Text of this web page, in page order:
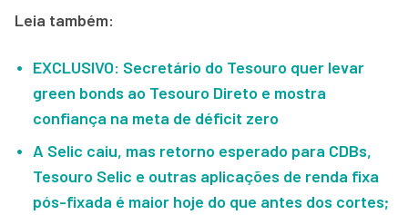
Leia também:
EXCLUSIVO: Secretário do Tesouro quer levar
green bonds ao Tesouro Direto e mostra
confiança na meta de déficit zero
A Selic caiu, mas retorno esperado para CDBs,
Tesouro Selic e outras aplicações de renda fixa
pós-fixada é maior hoje do que antes dos cortes;